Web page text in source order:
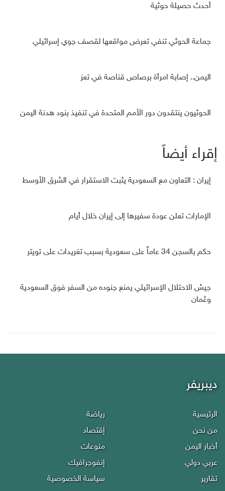
أحدث حصيلة حوثية
جماعة الحوثي تنفي تعرض مواقعها لقصف جوي إسرائيلي
اليمن.. إصابة امرأة برصاص قناصة في تعز
الحوثيون ينتقدون دور الأمم المتحدة في تنفيذ بنود هدنة اليمن
إقراء أيضاً
إيران : التعاون مع السعودية يثبت الاستقرار في الشرق الأوسط
الإمارات تعلن عودة سفيرها إلى إيران خلال أيام
حكم بالسجن 34 عاماً على سعودية بسبب تغريدات على تويتر
جيش الاحتلال الإسرائيلي يمنع جنوده من السفر فوق السعودية
وعُمان
ديبريفر
الرئيسية
من نحن
أخبار اليمن
عربي دولي
تقارير
رياضة
إقتصاد
منوعات
إنفوجرافيك
سياسة الخصوصية